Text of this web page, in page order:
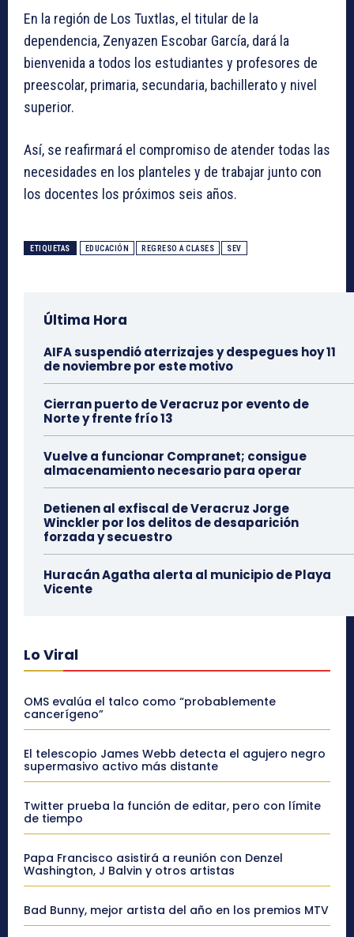
En la región de Los Tuxtlas, el titular de la
dependencia, Zenyazen Escobar García, dará la
bienvenida a todos los estudiantes y profesores de
preescolar, primaria, secundaria, bachillerato y nivel
superior.
Así, se reafirmará el compromiso de atender todas las
necesidades en los planteles y de trabajar junto con
los docentes los próximos seis años.
ETIQUETAS EDUCACIÓN REGRESO A CLASES SEV
Última Hora
AIFA suspendió aterrizajes y despegues hoy 11
de noviembre por este motivo
Cierran puerto de Veracruz por evento de
Norte y frente frío 13
Vuelve a funcionar Compranet; consigue
almacenamiento necesario para operar
Detienen al exfiscal de Veracruz Jorge
Winckler por los delitos de desaparición
forzada y secuestro
Huracán Agatha alerta al municipio de Playa
Vicente
Lo Viral
OMS evalúa el talco como “probablemente
cancerígeno”
El telescopio James Webb detecta el agujero negro
supermasivo activo más distante
Twitter prueba la función de editar, pero con límite
de tiempo
Papa Francisco asistirá a reunión con Denzel
Washington, J Balvin y otros artistas
Bad Bunny, mejor artista del año en los premios MTV